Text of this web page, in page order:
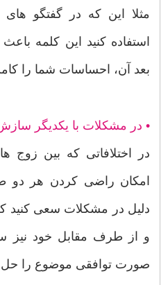
مثلا این که در گفتگو
استفاده کنید این کلمه
بعد آن، احساسات شما را
• در مشکلات با یکدیگر
در اختلافاتی که بین زوج
امکان راضی کردن هر دو
دلیل در مشکلات سعی کنید
و از طرف مقابل خود نیز
صورت توافقی موضوع را حل